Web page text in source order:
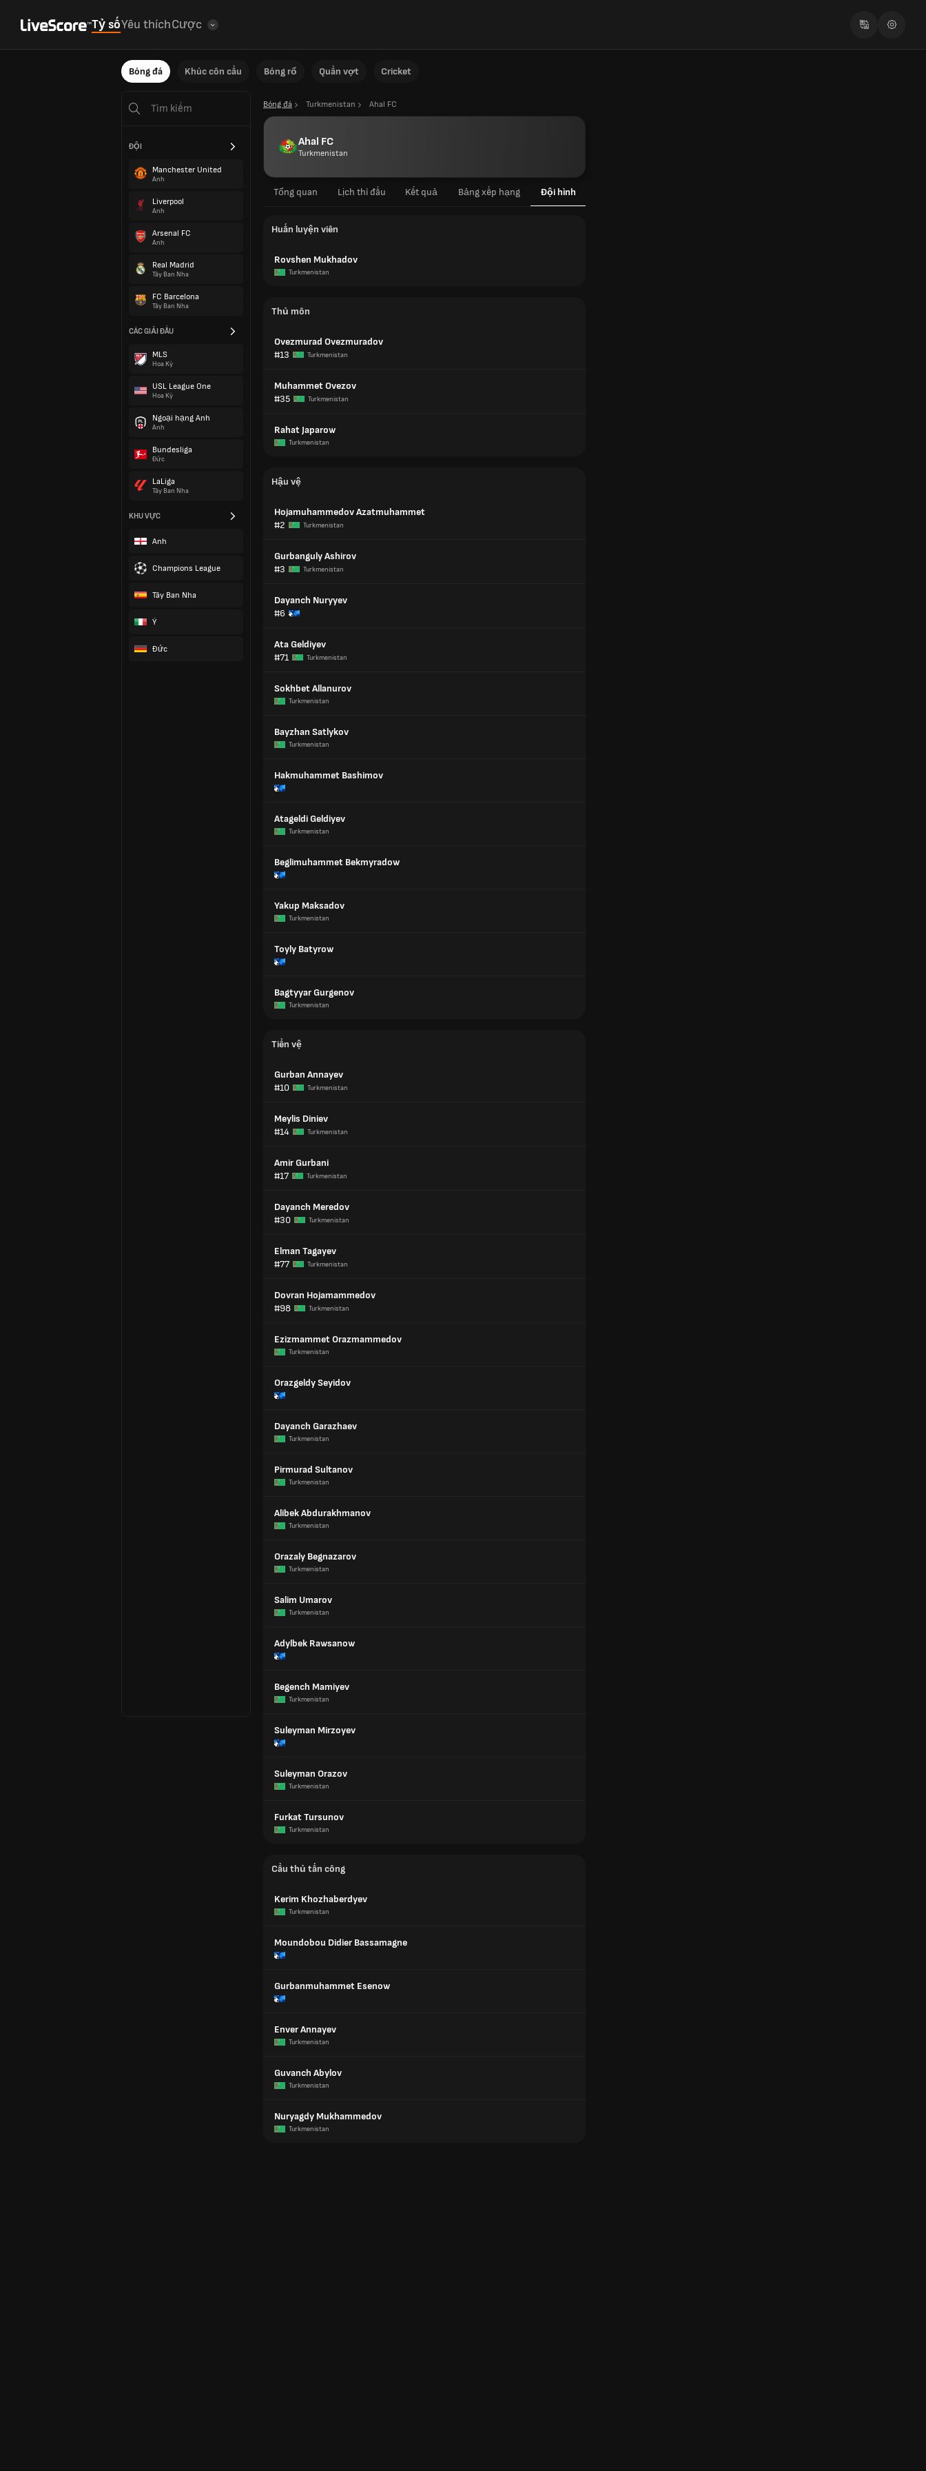
Tỷ sốYêu thíchCược
Bóng đá Khúc côn cầu Bóng rổ Quần vợt Cricket
ĐỘI
Manchester United
Anh
Liverpool
Anh
Arsenal FC
Anh
Real Madrid
Tây Ban Nha
FC Barcelona
Tây Ban Nha
CÁC GIẢI ĐẤU
MLS
Hoa Kỳ
USL League One
Hoa Kỳ
Ngoại hạng Anh
Anh
Bundesliga
Đức
LaLiga
Tây Ban Nha
KHU VỰC
Anh
Champions League
Tây Ban Nha
Ý
Đức
Bóng đá Turkmenistan Ahal FC
Ahal FC
Turkmenistan
Tổng quan Lịch thi đấu Kết quả Bảng xếp hạng Đội hình
Huấn luyện viên
Rovshen Mukhadov
Turkmenistan
Thủ môn
Ovezmurad Ovezmuradov
#13
Turkmenistan
Muhammet Ovezov
#35
Turkmenistan
Rahat Japarow
Turkmenistan
Hậu vệ
Hojamuhammedov Azatmuhammet
#2
Turkmenistan
Gurbanguly Ashirov
#3
Turkmenistan
Dayanch Nuryyev
#6
Ata Geldiyev
#71
Turkmenistan
Sokhbet Allanurov
Turkmenistan
Bayzhan Satlykov
Turkmenistan
Hakmuhammet Bashimov
Atageldi Geldiyev
Turkmenistan
Beglimuhammet Bekmyradow
Yakup Maksadov
Turkmenistan
Toyly Batyrow
Bagtyyar Gurgenov
Turkmenistan
Tiền vệ
Gurban Annayev
#10
Turkmenistan
Meylis Diniev
#14
Turkmenistan
Amir Gurbani
#17
Turkmenistan
Dayanch Meredov
#30
Turkmenistan
Elman Tagayev
#77
Turkmenistan
Dovran Hojamammedov
#98
Turkmenistan
Ezizmammet Orazmammedov
Turkmenistan
Orazgeldy Seyidov
Dayanch Garazhaev
Turkmenistan
Pirmurad Sultanov
Turkmenistan
Alibek Abdurakhmanov
Turkmenistan
Orazaly Begnazarov
Turkmenistan
Salim Umarov
Turkmenistan
Adylbek Rawsanow
Begench Mamiyev
Turkmenistan
Suleyman Mirzoyev
Suleyman Orazov
Turkmenistan
Furkat Tursunov
Turkmenistan
Cầu thủ tấn công
Kerim Khozhaberdyev
Turkmenistan
Moundobou Didier Bassamagne
Gurbanmuhammet Esenow
Enver Annayev
Turkmenistan
Guvanch Abylov
Turkmenistan
Nuryagdy Mukhammedov
Turkmenistan